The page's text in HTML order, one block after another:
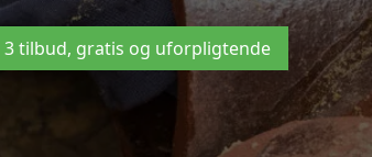
3 tilbud, gratis og uforpligtende